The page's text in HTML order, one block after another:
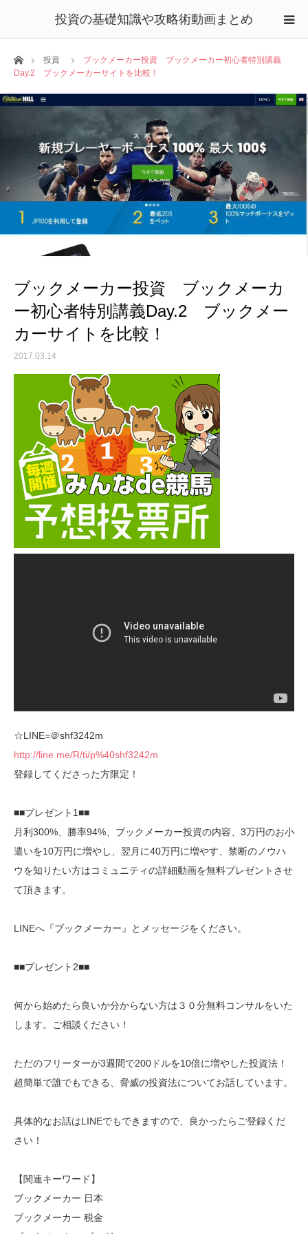
投資の基礎知識や攻略術動画まとめ
ホーム投資
ブックメーカー投資 ブックメーカー初心者特別講義
Day.2 ブックメーカーサイトを比較！
ブックメーカー投資 ブックメーカ
ー初心者特別講義Day.2 ブックメー
カーサイトを比較！
2017.03.14
☆LINE=＠shf3242m
http://line.me/R/ti/p%40shf3242m
登録してくださった方限定！
■■プレゼント1■■
月利300%、勝率94%、ブックメーカー投資の内容、3万円のお小
遣いを10万円に増やし、翌月に40万円に増やす、禁断のノウハ
ウを知りたい方はコミュニティの詳細動画を無料プレゼントさせ
て頂きます。
LINEへ『ブックメーカー』とメッセージをください。
■■プレゼント2■■
何から始めたら良いか分からない方は３０分無料コンサルをいた
します。ご相談ください！
ただのフリーターが3週間で200ドルを10倍に増やした投資法！
超簡単で誰でもできる、脅威の投資法についてお話しています。
具体的なお話はLINEでもできますので、良かったらご登録くだ
さい！
【関連キーワード】
ブックメーカー 日本
ブックメーカー 税金